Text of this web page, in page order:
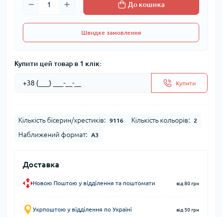
До кошика
Швидке замовлення
Купити цей товар в 1 клік:
Купити
Кількість бісерин/хрестиків: 9116 Кількість кольорів: 2
Наближений формат: А3
Доставка
Новою Поштою у відділення та поштомати від 80 грн
Укрпоштою у відділення по Україні від 50 грн